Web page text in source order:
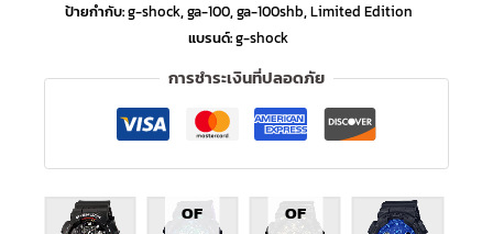
ป้ายกำกับ:g-shock,ga-100,ga-100shb,Limited Edition
แบรนด์:g-shock
การชำระเงินที่ปลอดภัย
OF
OF